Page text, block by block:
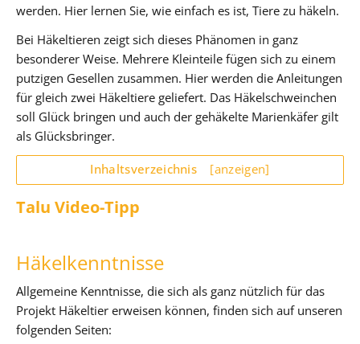
werden. Hier lernen Sie, wie einfach es ist, Tiere zu häkeln.
Bei Häkeltieren zeigt sich dieses Phänomen in ganz
besonderer Weise. Mehrere Kleinteile fügen sich zu einem
putzigen Gesellen zusammen. Hier werden die Anleitungen
für gleich zwei Häkeltiere geliefert. Das Häkelschweinchen
soll Glück bringen und auch der gehäkelte Marienkäfer gilt
als Glücksbringer.
Inhaltsverzeichnis [anzeigen]
Talu Video-Tipp
Häkelkenntnisse
Allgemeine Kenntnisse, die sich als ganz nützlich für das
Projekt Häkeltier erweisen können, finden sich auf unseren
folgenden Seiten: